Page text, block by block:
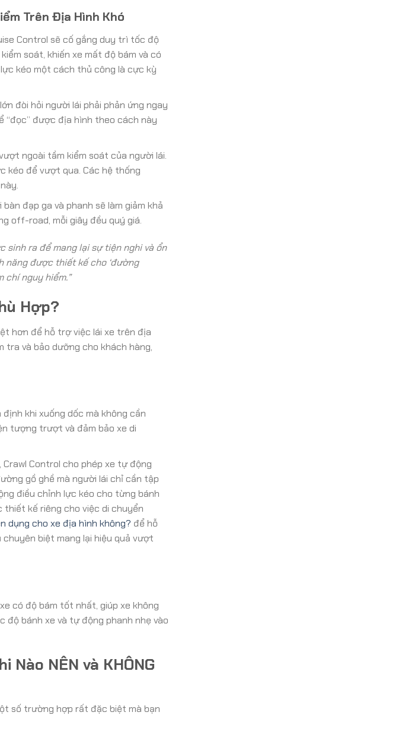
Trên Địa Hình Khó
Control sẽ cố gắng duy trì tốc độ
soát, khiến xe mất độ bám và có
kéo một cách thủ công là cực kỳ
đòi hỏi người lái phải phản ứng ngay
“đọc” được địa hình theo cách này
ngoài tầm kiểm soát của người lái.
kéo để vượt qua. Các hệ thống
đạp ga và phanh sẽ làm giảm khả
off-road, mỗi giây đều quý giá.
sinh ra để mang lại sự tiện nghi và ổn
năng được thiết kế cho ‘đường
chí nguy hiểm.”
Hợp?
hơn để hỗ trợ việc lái xe trên địa
tra và bảo dưỡng cho khách hàng,
khi xuống dốc mà không cần
tượng trượt và đảm bảo xe di
Control cho phép xe tự động
gồ ghề mà người lái chỉ cần tập
điều chỉnh lực kéo cho từng bánh
kế riêng cho việc di chuyển
dụng cho xe địa hình không? để hỗ
biệt mang lại hiệu quả vượt
có độ bám tốt nhất, giúp xe không
bánh xe và tự động phanh nhẹ vào
NÊN và KHÔNG
số trường hợp rất đặc biệt mà bạn